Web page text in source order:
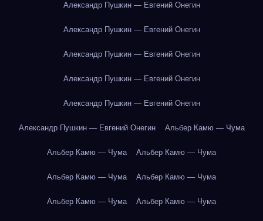
Александр Пушкин — Евгений Онегин
Александр Пушкин — Евгений Онегин
Александр Пушкин — Евгений Онегин
Александр Пушкин — Евгений Онегин
Александр Пушкин — Евгений Онегин
Александр Пушкин — Евгений Онегин Альбер Камю — Чума
Альбер Камю — Чума Альбер Камю — Чума
Альбер Камю — Чума Альбер Камю — Чума
Альбер Камю — Чума Альбер Камю — Чума